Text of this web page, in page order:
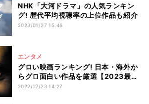
NHK「大河ドラマ」の人気ランキン
グ! 歴代平均視聴率の上位作品も紹介
2023/01/27 15:46
エンタメ
グロい映画ランキング! 日本・海外か
らグロ面白い作品を厳選【2023最
新】
2022/12/23 14:27